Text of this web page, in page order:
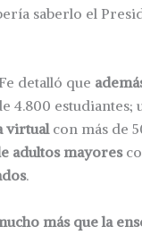
saberlo el
detalló que
4.800 estudiantes;
virtualcon más de
adultos mayores
.
más que la